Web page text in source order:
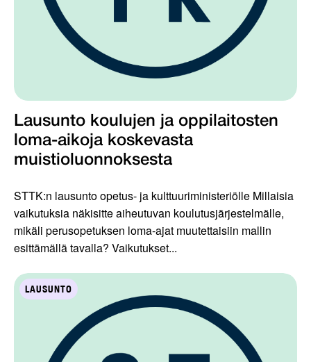
Lausunto koulujen ja oppilaitosten
loma-aikoja koskevasta
muistioluonnoksesta
STTK:n lausunto opetus- ja kulttuuriministeriölle Millaisia
vaikutuksia näkisitte aiheutuvan koulutusjärjestelmälle,
mikäli perusopetuksen loma-ajat muutettaisiin mallin
esittämällä tavalla? Vaikutukset...
LAUSUNTO